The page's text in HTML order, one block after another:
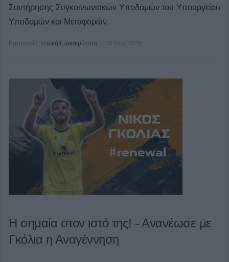
Συντήρησης Συγκοινωνιακών Υποδομών του Υπουργείου
Υποδομών και Μεταφορών.
Κατηγορία Τοπική Επικαιρότητα 06 Ιουν 2025
Η σημαία στον ιστό της! - Ανανέωσε με
Γκόλια η Αναγέννηση